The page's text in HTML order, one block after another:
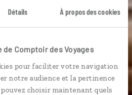
Détails À propos des cookies
Comptoir des Voyages
pour faciliter votre navigation
notre audience et la pertinence
choisir maintenant quels
du parc national de